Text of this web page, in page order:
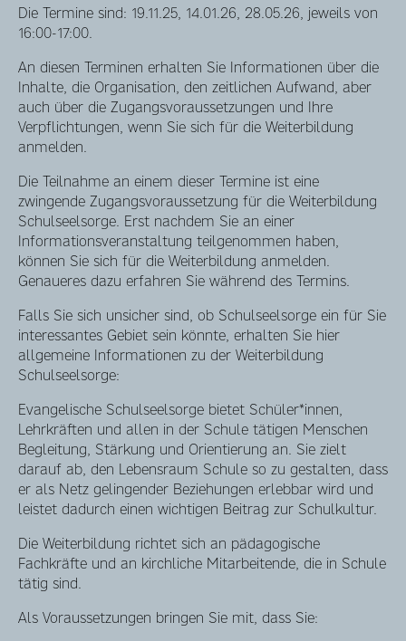
Die Termine sind: 19.11.25, 14.01.26, 28.05.26, jeweils von
16:00-17:00.
An diesen Terminen erhalten Sie Informationen über die
Inhalte, die Organisation, den zeitlichen Aufwand, aber
auch über die Zugangsvoraussetzungen und Ihre
Verpflichtungen, wenn Sie sich für die Weiterbildung
anmelden.
Die Teilnahme an einem dieser Termine ist eine
zwingende Zugangsvoraussetzung für die Weiterbildung
Schulseelsorge. Erst nachdem Sie an einer
Informationsveranstaltung teilgenommen haben,
können Sie sich für die Weiterbildung anmelden.
Genaueres dazu erfahren Sie während des Termins.
Falls Sie sich unsicher sind, ob Schulseelsorge ein für Sie
interessantes Gebiet sein könnte, erhalten Sie hier
allgemeine Informationen zu der Weiterbildung
Schulseelsorge:
Evangelische Schulseelsorge bietet Schüler*innen,
Lehrkräften und allen in der Schule tätigen Menschen
Begleitung, Stärkung und Orientierung an. Sie zielt
darauf ab, den Lebensraum Schule so zu gestalten, dass
er als Netz gelingender Beziehungen erlebbar wird und
leistet dadurch einen wichtigen Beitrag zur Schulkultur.
Die Weiterbildung richtet sich an pädagogische
Fachkräfte und an kirchliche Mitarbeitende, die in Schule
tätig sind.
Als Voraussetzungen bringen Sie mit, dass Sie: